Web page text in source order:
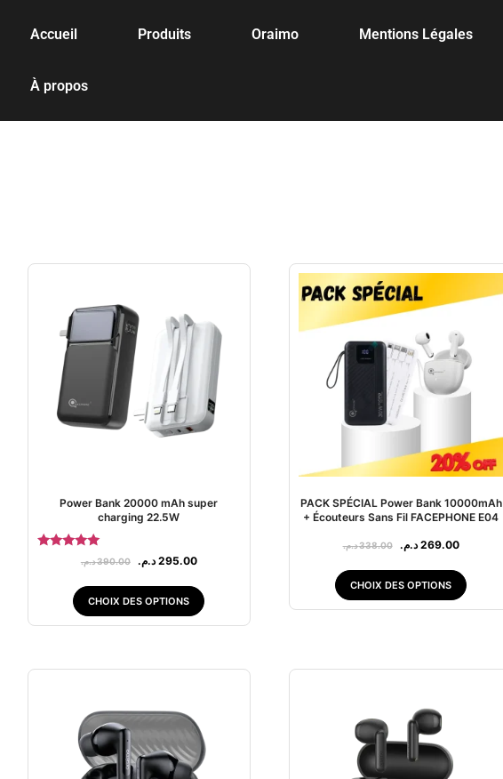
Accueil Produits Oraimo Mentions Légales
À propos
Power Bank 20000 mAh super
charging 22.5W
390.00د.م. 295.00 د.م.
CHOIX DES OPTIONS
PACK SPÉCIAL Power Bank 10000mAh
+ Écouteurs Sans Fil FACEPHONE E04
338.00د.م. 269.00 د.م.
CHOIX DES OPTIONS